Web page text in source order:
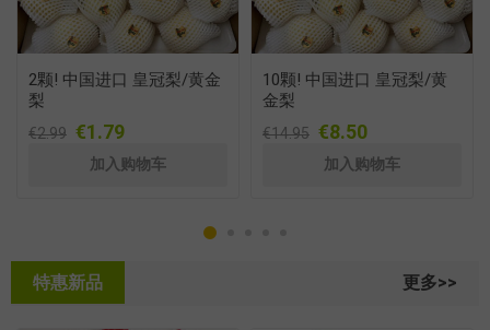
2颗! 中国进口 皇冠梨/黄金
梨
€2.99 €1.79
10颗! 中国进口 皇冠梨/黄
金梨
€14.95 €8.50
特惠新品 更多>>